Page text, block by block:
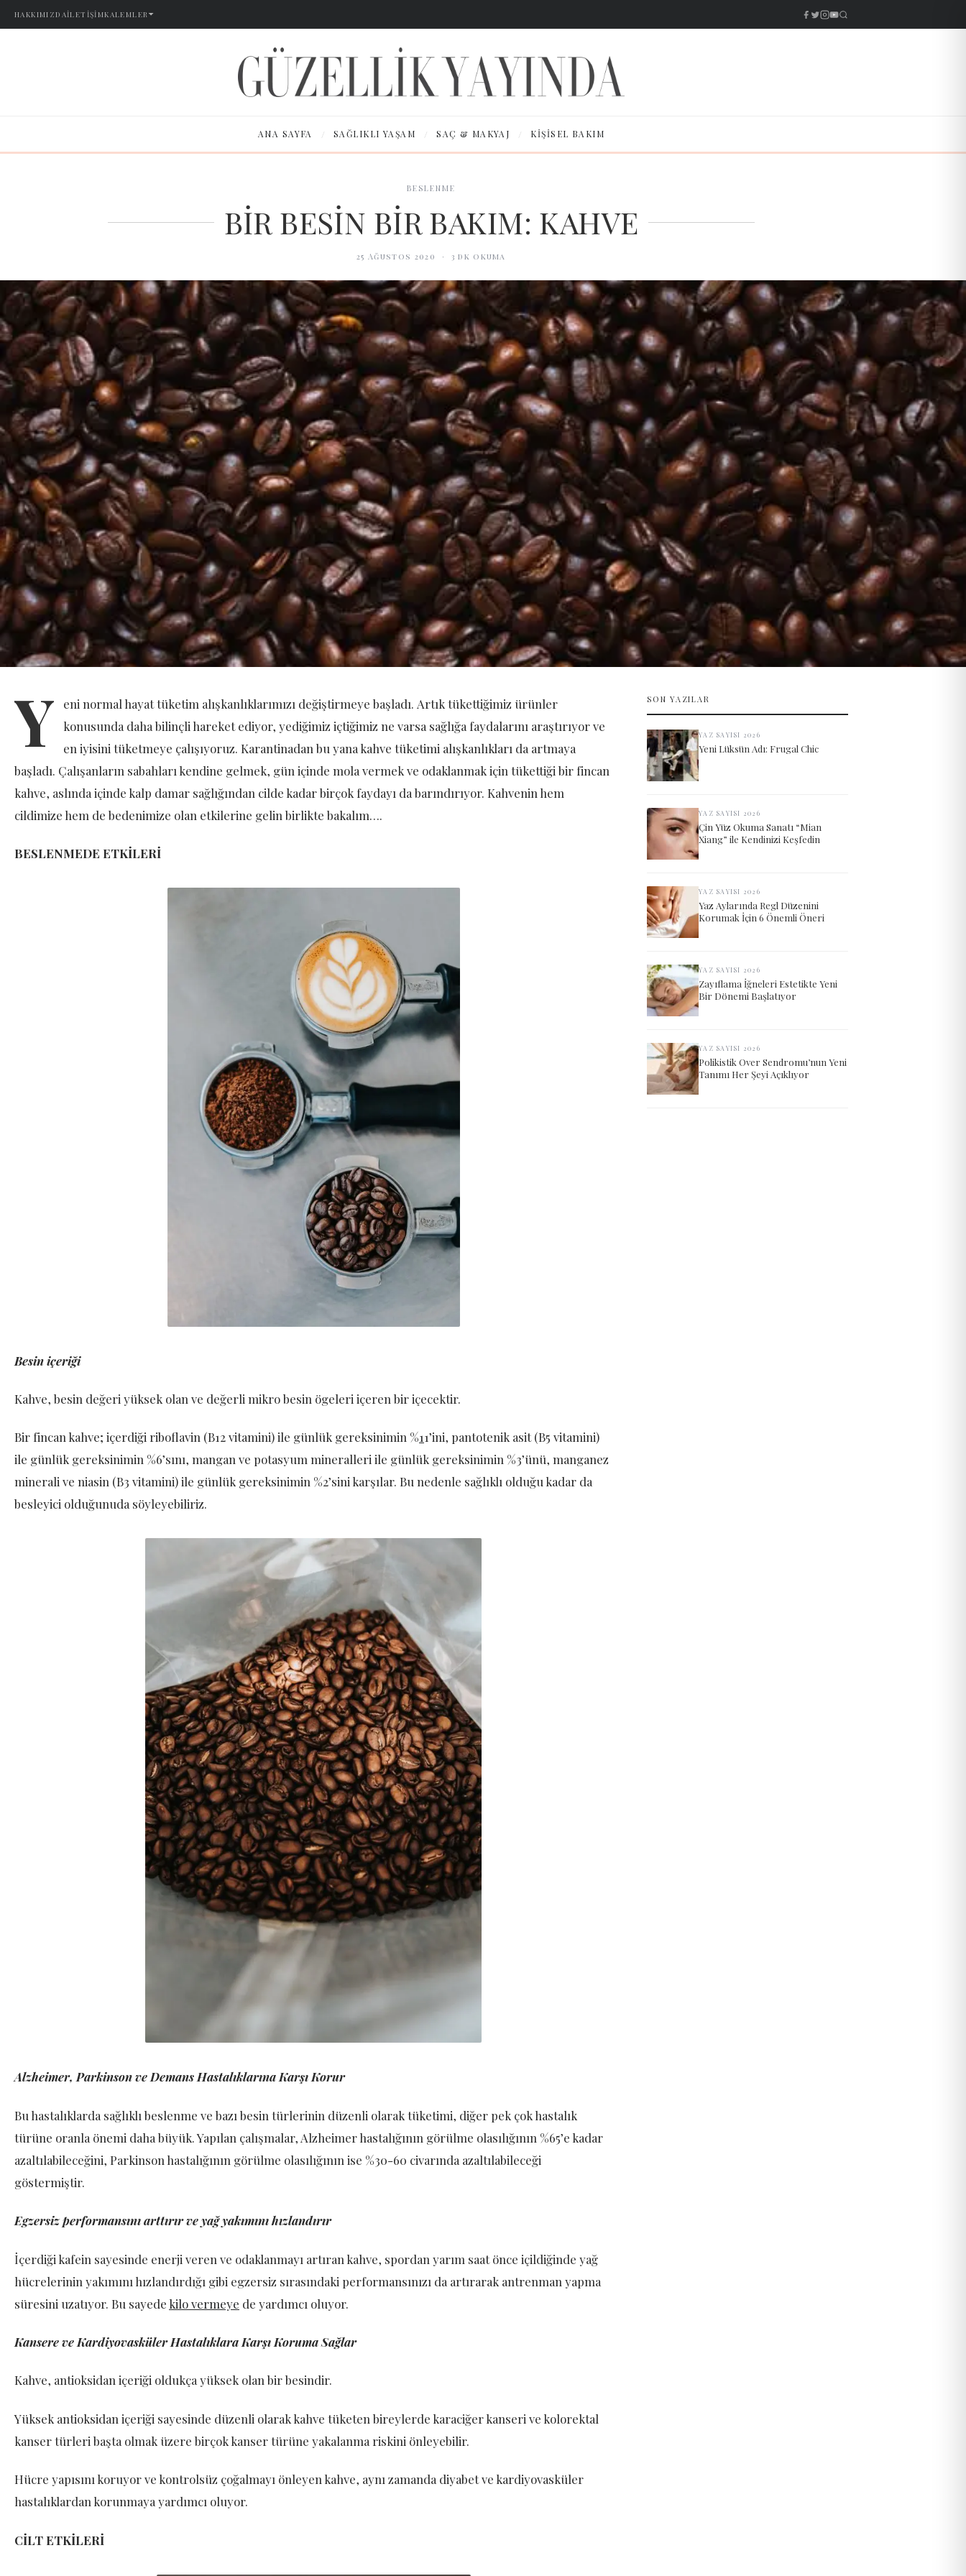
HAKKIMIZDAİLETIŞIMKALEMLER
ANA SAYFA / SAĞLIKLI YAŞAM / SAÇ & MAKYAJ / KIŞISEL BAKIM
BESLENME
BİR BESİN BİR BAKIM: KAHVE
25 Ağustos 2020 · 3 dk okuma
Y
eni normal hayat tüketim alışkanlıklarımızı değiştirmeye başladı. Artık tükettiğimiz ürünler
konusunda daha bilinçli hareket ediyor, yediğimiz içtiğimiz ne varsa sağlığa faydalarını araştırıyor ve
en iyisini tüketmeye çalışıyoruz. Karantinadan bu yana kahve tüketimi alışkanlıkları da artmaya
başladı. Çalışanların sabahları kendine gelmek, gün içinde mola vermek ve odaklanmak için tükettiği bir fincan
kahve, aslında içinde kalp damar sağlığından cilde kadar birçok faydayı da barındırıyor. Kahvenin hem
cildimize hem de bedenimize olan etkilerine gelin birlikte bakalım….
BESLENMEDE ETKİLERİ
Besin içeriği
Kahve, besin değeri yüksek olan ve değerli mikro besin ögeleri içeren bir içecektir.
Bir fincan kahve; içerdiği riboflavin (B12 vitamini) ile günlük gereksinimin %11’ini, pantotenik asit (B5 vitamini)
ile günlük gereksinimin %6’sını, mangan ve potasyum mineralleri ile günlük gereksinimin %3’ünü, manganez
minerali ve niasin (B3 vitamini) ile günlük gereksinimin %2’sini karşılar. Bu nedenle sağlıklı olduğu kadar da
besleyici olduğunuda söyleyebiliriz.
Alzheimer, Parkinson ve Demans Hastalıklarına Karşı Korur
Bu hastalıklarda sağlıklı beslenme ve bazı besin türlerinin düzenli olarak tüketimi, diğer pek çok hastalık
türüne oranla önemi daha büyük. Yapılan çalışmalar, Alzheimer hastalığının görülme olasılığının %65’e kadar
azaltılabileceğini, Parkinson hastalığının görülme olasılığının ise %30-60 civarında azaltılabileceği
göstermiştir.
Egzersiz performansını arttırır ve yağ yakımını hızlandırır
İçerdiği kafein sayesinde enerji veren ve odaklanmayı artıran kahve, spordan yarım saat önce içildiğinde yağ
hücrelerinin yakımını hızlandırdığı gibi egzersiz sırasındaki performansınızı da artırarak antrenman yapma
süresini uzatıyor. Bu sayede kilo vermeye de yardımcı oluyor.
Kansere ve Kardiyovasküler Hastalıklara Karşı Koruma Sağlar
Kahve, antioksidan içeriği oldukça yüksek olan bir besindir.
Yüksek antioksidan içeriği sayesinde düzenli olarak kahve tüketen bireylerde karaciğer kanseri ve kolorektal
kanser türleri başta olmak üzere birçok kanser türüne yakalanma riskini önleyebilir.
Hücre yapısını koruyor ve kontrolsüz çoğalmayı önleyen kahve, aynı zamanda diyabet ve kardiyovasküler
hastalıklardan korunmaya yardımcı oluyor.
CİLT ETKİLERİ
SON YAZILAR
YAZ SAYISI 2026
Yeni Lüksün Adı: Frugal Chic
YAZ SAYISI 2026
Çin Yüz Okuma Sanatı “Mian
Xiang” ile Kendinizi Keşfedin
YAZ SAYISI 2026
Yaz Aylarında Regl Düzenini
Korumak İçin 6 Önemli Öneri
YAZ SAYISI 2026
Zayıflama İğneleri Estetikte Yeni
Bir Dönemi Başlatıyor
YAZ SAYISI 2026
Polikistik Over Sendromu’nun Yeni
Tanımı Her Şeyi Açıklıyor